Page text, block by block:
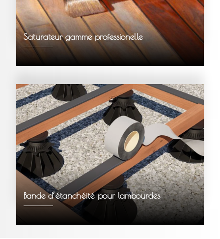
Saturateur gamme professionelle
Bande d’étanchéité pour lambourdes